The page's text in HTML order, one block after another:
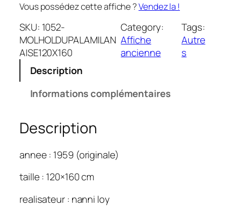
Vous possédez cette affiche ?Vendez la !
SKU: 1052-
MOLHOLDUPALAMILAN
AISE120X160
Category:
Affiche
ancienne
Tags:
Autre
s
Description
Informations complémentaires
Description
annee : 1959 (originale)
taille : 120×160 cm
realisateur : nanni loy